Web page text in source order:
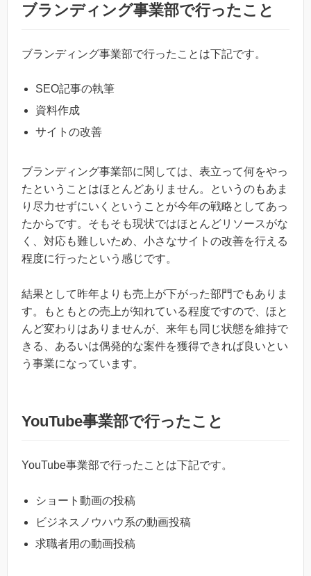
ブランディング事業部で行ったこと
ブランディング事業部で行ったことは下記です。
SEO記事の執筆
資料作成
サイトの改善
ブランディング事業部に関しては、表立って何をやっ
たということはほとんどありません。というのもあま
り尽力せずにいくということが今年の戦略としてあっ
たからです。そもそも現状ではほとんどリソースがな
く、対応も難しいため、小さなサイトの改善を行える
程度に行ったという感じです。
結果として昨年よりも売上が下がった部門でもありま
す。もともとの売上が知れている程度ですので、ほと
んど変わりはありませんが、来年も同じ状態を維持で
きる、あるいは偶発的な案件を獲得できれば良いとい
う事業になっています。
YouTube事業部で行ったこと
YouTube事業部で行ったことは下記です。
ショート動画の投稿
ビジネスノウハウ系の動画投稿
求職者用の動画投稿